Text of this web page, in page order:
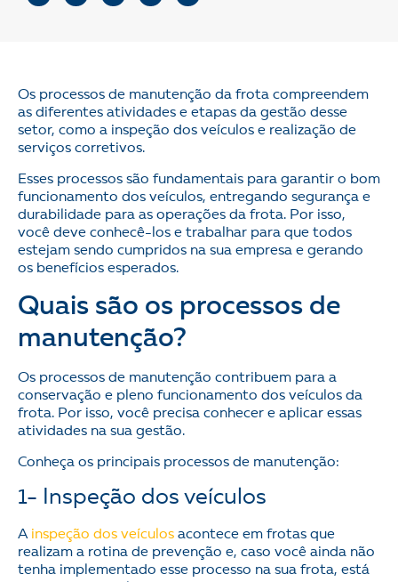
Os processos de manutenção da frota compreendem
as diferentes atividades e etapas da gestão desse
setor, como a inspeção dos veículos e realização de
serviços corretivos.
Esses processos são fundamentais para garantir o bom
funcionamento dos veículos, entregando segurança e
durabilidade para as operações da frota. Por isso,
você deve conhecê-los e trabalhar para que todos
estejam sendo cumpridos na sua empresa e gerando
os benefícios esperados.
Quais são os processos de
manutenção?
Os processos de manutenção contribuem para a
conservação e pleno funcionamento dos veículos da
frota. Por isso, você precisa conhecer e aplicar essas
atividades na sua gestão.
Conheça os principais processos de manutenção:
1- Inspeção dos veículos
A inspeção dos veículos acontece em frotas que
realizam a rotina de prevenção e, caso você ainda não
tenha implementado esse processo na sua frota, está